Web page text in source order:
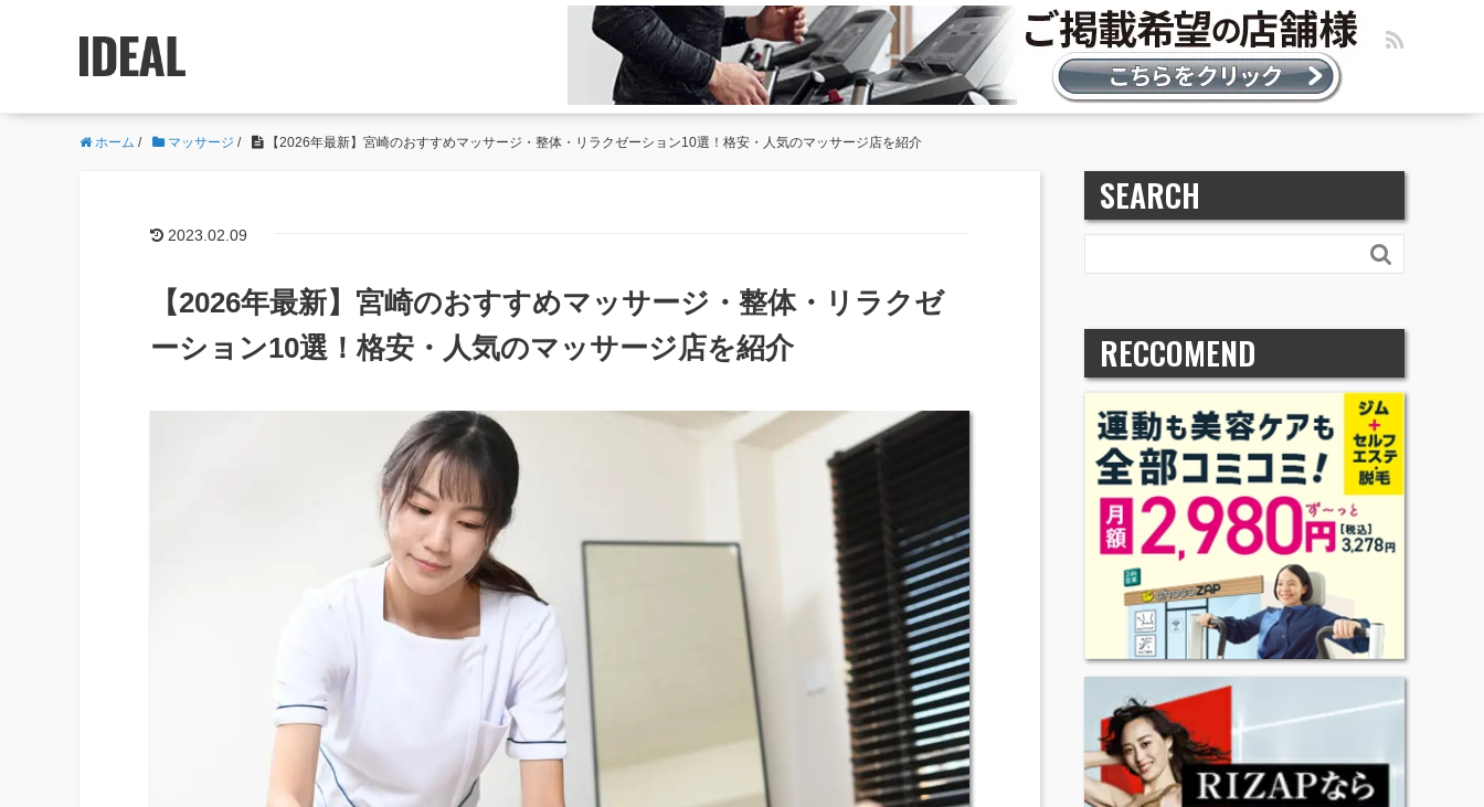
ホーム / マッサージ / 【2026年最新】宮崎のおすすめマッサージ・整体・リラクゼーション10選！格安・人気のマッサージ店を紹介
2023.02.09
【2026年最新】宮崎のおすすめマッサージ・整体・リラクゼ
ーション10選！格安・人気のマッサージ店を紹介
SEARCH

RECCOMEND